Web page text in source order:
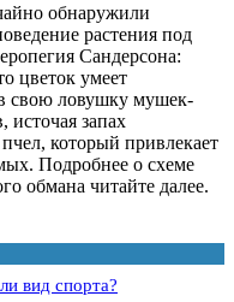
обнаружили
растения под
Сандерсона:
цветок умеет
свою ловушку мушек-
источая запах
который привлекает
Подробнее о схеме
обмана читайте далее.
вид спорта?